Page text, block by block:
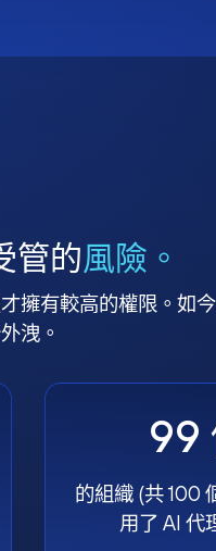
管的風險。
擁有較高的權限。如
洩。
99
的組織 (共 100
用了 AI 代